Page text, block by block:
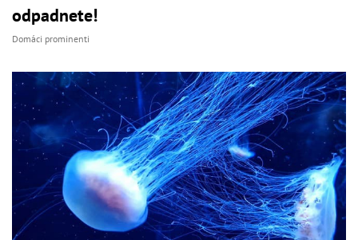
odpadnete!
Domáci prominenti